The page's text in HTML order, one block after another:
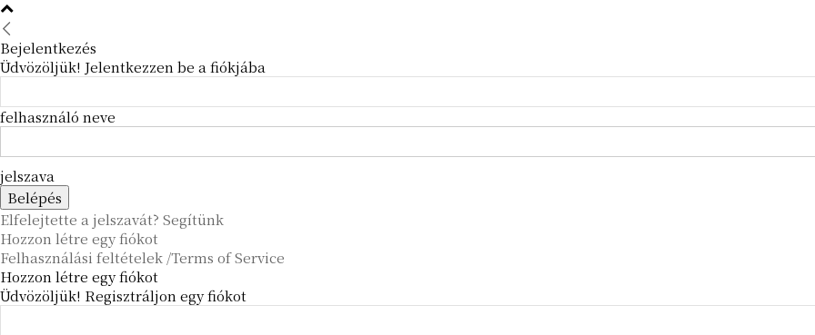
Bejelentkezés
Üdvözöljük! Jelentkezzen be a fiókjába
felhasználó neve
jelszava
Elfelejtette a jelszavát? Segítünk
Hozzon létre egy fiókot
Felhasználási feltételek /Terms of Service
Hozzon létre egy fiókot
Üdvözöljük! Regisztráljon egy fiókot